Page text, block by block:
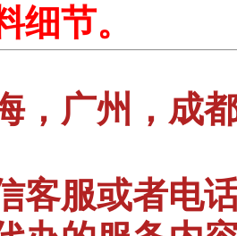
细节。
，广州，成
客服或者电